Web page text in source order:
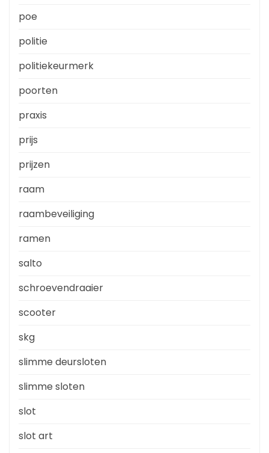
poe
politie
politiekeurmerk
poorten
praxis
prijs
prijzen
raam
raambeveiliging
ramen
salto
schroevendraaier
scooter
skg
slimme deursloten
slimme sloten
slot
slot art